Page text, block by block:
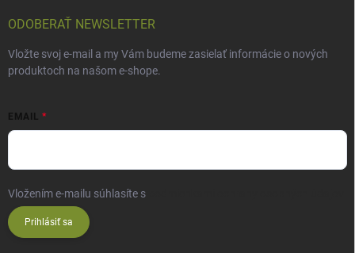
ODOBERAŤ NEWSLETTER
Vložte svoj e-mail a my Vám budeme zasielať informácie o nových
produktoch na našom e-shope.
EMAIL
Vložením e-mailu súhlasíte s
Prihlásiť sa